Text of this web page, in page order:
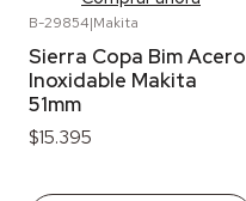
B-29854|Makita
Sierra Copa Bim Acero
Inoxidable Makita
51mm
$15.395